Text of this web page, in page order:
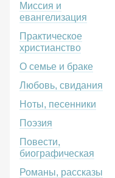
Миссия и
евангелизация
Практическое
христианство
О семье и браке
Любовь, свидания
Ноты, песенники
Поэзия
Повести,
биографическая
Романы, рассказы